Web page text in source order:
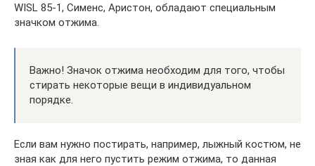
WISL 85-1, Сименс, Аристон, обладают специальным
значком отжима.
Важно! Значок отжима необходим для того, чтобы
стирать некоторые вещи в индивидуальном
порядке.
Если вам нужно постирать, например, лыжный костюм, не
зная как для него пустить режим отжима, то данная